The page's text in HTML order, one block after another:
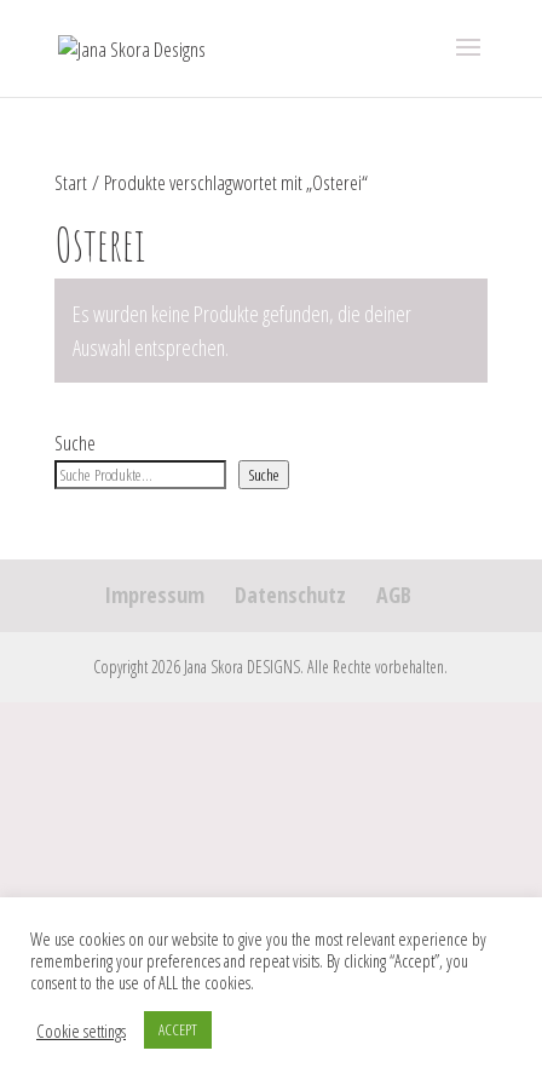
Start/ Produkte verschlagwortet mit „Osterei“
Osterei
Es wurden keine Produkte gefunden, die deiner
Auswahl entsprechen.
Suche
Suche
Impressum Datenschutz AGB
Copyright 2026 Jana Skora DESIGNS. Alle Rechte vorbehalten.
We use cookies on our website to give you the most relevant experience by
remembering your preferences and repeat visits. By clicking “Accept”, you
consent to the use of ALL the cookies.
Cookie settings
ACCEPT